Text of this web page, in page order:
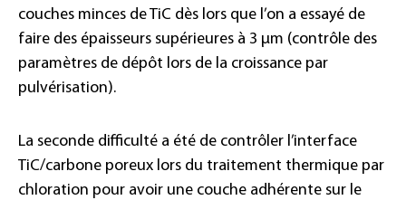
couches minces de TiC dès lors que l’on a essayé de
faire des épaisseurs supérieures à 3 µm (contrôle des
paramètres de dépôt lors de la croissance par
pulvérisation).
La seconde difficulté a été de contrôler l’interface
TiC/carbone poreux lors du traitement thermique par
chloration pour avoir une couche adhérente sur le